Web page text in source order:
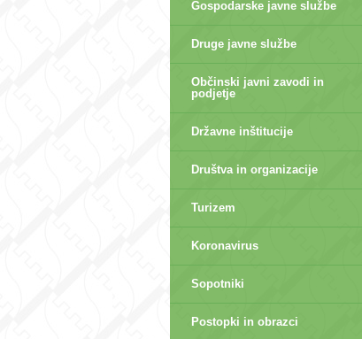
Gospodarske javne službe
Druge javne službe
Občinski javni zavodi in
podjetje
Državne inštitucije
Društva in organizacije
Turizem
Koronavirus
Sopotniki
Postopki in obrazci